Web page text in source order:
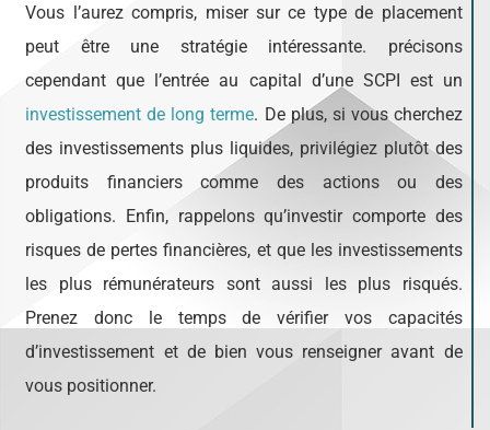
Vous l’aurez compris, miser sur ce type de placement
peut être une stratégie intéressante. précisons
cependant que l’entrée au capital d’une SCPI est un
investissement de long terme. De plus, si vous cherchez
des investissements plus liquides, privilégiez plutôt des
produits financiers comme des actions ou des
obligations. Enfin, rappelons qu’investir comporte des
risques de pertes financières, et que les investissements
les plus rémunérateurs sont aussi les plus risqués.
Prenez donc le temps de vérifier vos capacités
d’investissement et de bien vous renseigner avant de
vous positionner.